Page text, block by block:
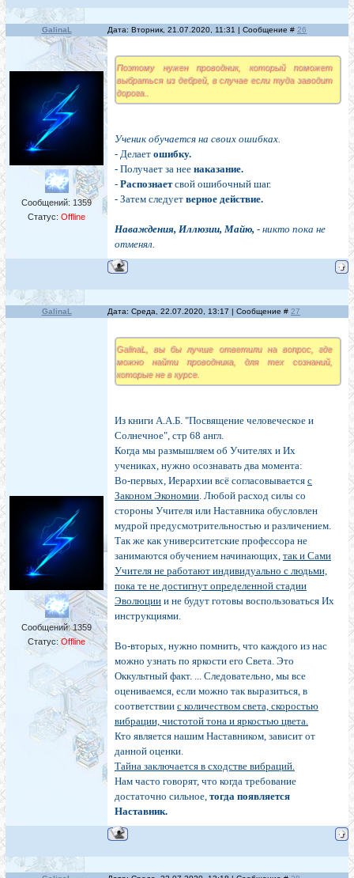
GalinaL Дата: Вторник, 21.07.2020, 11:31 | Сообщение # 26
Сообщений: 1359
Статус: Offline
Поэтому нужен проводник, который поможет
выбраться из дебрей, в случае если туда заводит
дорога..
Ученик обучается на своих ошибках.
- Делает ошибку.
- Получает за нее наказание.
- Распознаетсвой ошибочный шаг.
- Затем следует верное действие.
Наваждения, Иллюзии, Майю, - никто пока не
отменял.
GalinaL Дата: Среда, 22.07.2020, 13:17 | Сообщение # 27
Сообщений:1359
Статус:Offline
GalinaL, вы бы лучше ответили на вопрос, где
можно найти проводника, для тех сознаний,
которые не в курсе.
Из книги А.А.Б. "Посвящение человеческое и
Солнечное", стр 68 англ.
Когда мы размышляем об Учителях и Их
учениках, нужно осознавать два момента:
Во-первых, Иерархии всё согласовывается с
Законом Экономии. Любой расход силы со
стороны Учителя или Наставника обусловлен
мудрой предусмотрительностью и различением.
Так же как университетские профессора не
занимаются обучением начинающих, так и Сами
Учителя не работают индивидуально с людьми,
пока те не достигнут определенной стадии
Эволюции и не будут готовы воспользоваться Их
инструкциями.
Во-вторых, нужно помнить, что каждого из нас
можно узнать по яркости его Света. Это
Оккультный факт. ... Следовательно, мы все
оцениваемся, если можно так выразиться, в
соответствии с количеством света, скоростью
вибрации, чистотой тона и яркостью цвета.
Кто является нашим Наставником, зависит от
данной оценки.
Тайна заключается в сходстве вибраций.
Нам часто говорят, что когда требование
достаточно сильное, тогда появляется
Наставник.